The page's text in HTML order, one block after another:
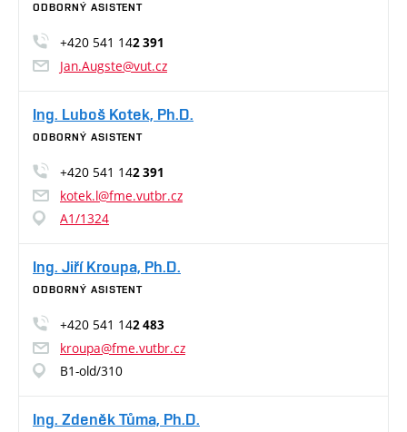
ODBORNÝ ASISTENT
+420 541 142 391
Jan.Augste@vut.cz
Ing. Luboš Kotek, Ph.D.
ODBORNÝ ASISTENT
+420 541 142 391
kotek.l@fme.vutbr.cz
A1/1324
Ing. Jiří Kroupa, Ph.D.
ODBORNÝ ASISTENT
+420 541 142 483
kroupa@fme.vutbr.cz
B1-old/310
Ing. Zdeněk Tůma, Ph.D.